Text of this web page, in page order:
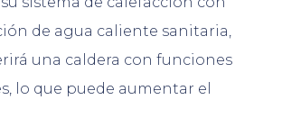
de agua caliente sanitaria,
una caldera con funciones
lo que puede aumentar el